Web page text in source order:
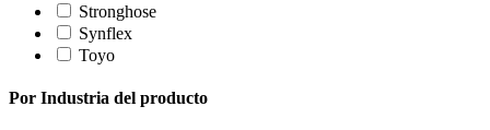
Stronghose
Synflex
Toyo
Por Industria del producto